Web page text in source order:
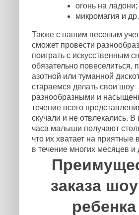
огонь на ладони;
микромагия и др.
Также с нашим веселым
сможет провести
поиграть с искусственным
обязательно повеселиться,
азотной или туманной
стараемся делать свои шоу
разнообразными и
течение всего
скучали и не отвлекались. В
часа малыши получают
что их хватает на приятные
в течение многих месяцев и
заказа